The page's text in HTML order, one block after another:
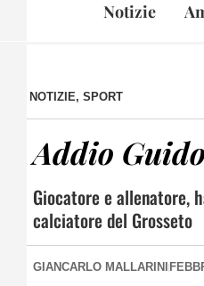
Notizie
NOTIZIE, SPORT
Addio
Giocatore e allenatore,
calciatore del Grosseto
GIANCARLO MALLARINI